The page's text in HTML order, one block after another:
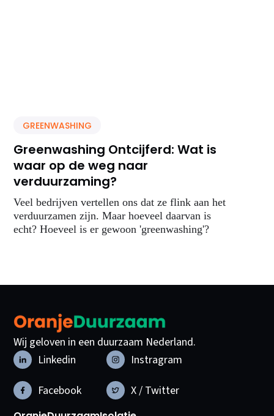
GREENWASHING
Greenwashing Ontcijferd: Wat is
waar op de weg naar
verduurzaming?
Veel bedrijven vertellen ons dat ze flink aan het
verduurzamen zijn. Maar hoeveel daarvan is
echt? Hoeveel is er gewoon 'greenwashing'?
Wij geloven in een duurzaam Nederland.
Linkedin
Instragram
Facebook
X / Twitter